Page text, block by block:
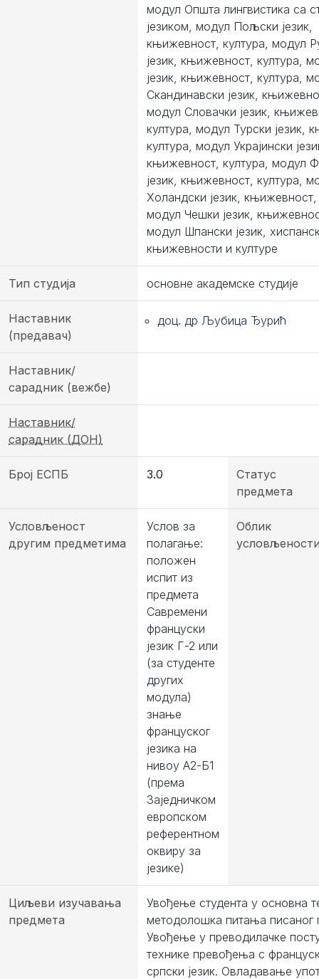
модул Општа лингвистика са
језиком, модул Пољски језик,
књижевност, култура, модул
језик, књижевност, култура,
језик, књижевност, култура,
Скандинавски језик,
модул Словачки језик,
култура, модул Турски језик,
култура, модул Украјински
књижевност, култура, модул
језик, књижевност, култура,
Холандски језик, књижевност,
модул Чешки језик,
модул Шпански језик,
књижевности и културе
Тип студија основне академске студије
Наставник
(предавач)
доц. др Љубица Ђурић
Наставник/
сарадник (вежбе)
Наставник/
сарадник (ДОН)
Број ЕСПБ 3.0
Статус
предмета
Условљеност
другим предметима
Услов за
полагање:
положен
испит из
предмета
Савремени
француски
језик Г-2 или
(за студенте
других
модула)
знање
француског
језика на
нивоу A2-Б1
(према
Заједничком
европском
референтном
оквиру за
језике)
Облик
Циљеви изучавања
предмета
Увођење студента у основна
методолошка питања писаног
Увођење у преводилачке
технике превођења с
српски језик. Овладавање